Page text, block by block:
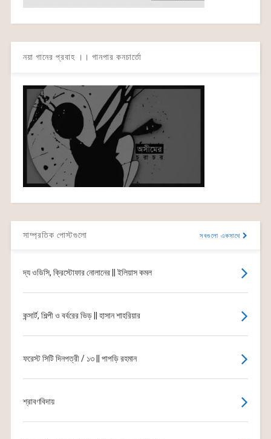
নয়া গানের প্রবাহ ।। গানপার কনচার্তো
সাম্প্রতিক পোস্টগুলো সবগুলো একসাথে
দ্য ওডিসি, ক্রিস্টোফার নোলানের || ইলিয়াস কমল
কন্সার্ট, শিল্পী ও বর্বরের ভিড় || হাসান শাহরিয়ার
ফরেস্ট সিটি দিনপত্রী / ১৩ || পাপড়ি রহমান
শ্রাবণবিদায়